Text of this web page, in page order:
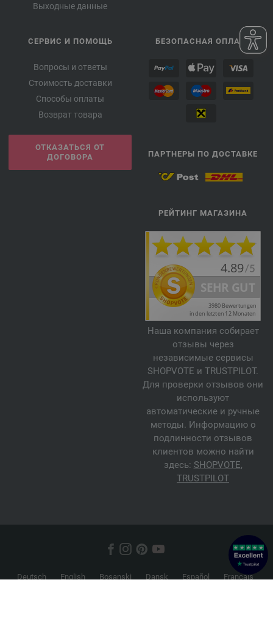
Выходные данные
СЕРВИС И ПОМОЩЬ
Вопросы и ответы
Стоимость доставки
Способы оплаты
Возврат товара
ОТКАЗАТЬСЯ ОТ
ДОГОВОРА
БЕЗОПАСНАЯ ОПЛАТА
ПАРТНЕРЫ ПО ДОСТАВКЕ
РЕЙТИНГ МАГАЗИНА
Наша компания собирает
отзывы через
независимые сервисы
SHOPVOTE и TRUSTPILOT.
Для проверки отзывов они
используют
автоматические и ручные
методы. Информацию о
подлинности отзывов
клиентов можно найти
здесь: SHOPVOTE,
TRUSTPILOT
Deutsch English Bosanski Dansk Español
Français